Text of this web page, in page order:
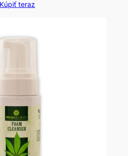
Kúpiť teraz